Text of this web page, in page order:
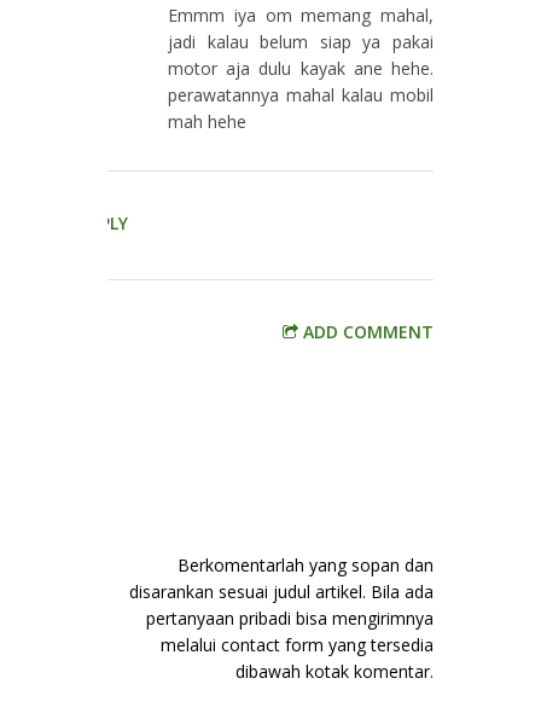
Emmm iya om memang mahal,
jadi kalau belum siap ya pakai
motor aja dulu kayak ane hehe.
perawatannya mahal kalau mobil
mah hehe
REPLY
ADD COMMENT
Berkomentarlah yang sopan dan
disarankan sesuai judul artikel. Bila ada
pertanyaan pribadi bisa mengirimnya
melalui contact form yang tersedia
dibawah kotak komentar.